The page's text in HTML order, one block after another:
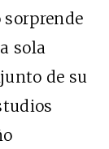
sola
de su